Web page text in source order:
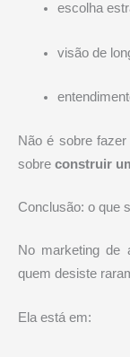
escolha
visão de
Não é sobre
sobre construir
Conclusão: o que
No marketing de
quem desiste
Ela está em: